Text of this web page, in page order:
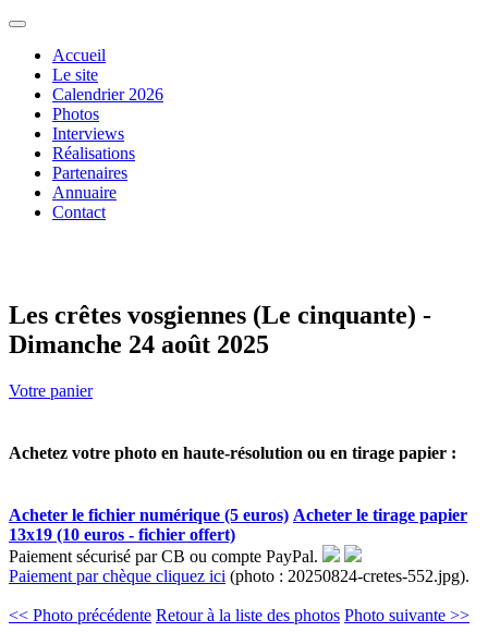
Accueil
Le site
Calendrier 2026
Photos
Interviews
Réalisations
Partenaires
Annuaire
Contact
Les crêtes vosgiennes (Le cinquante) -
Dimanche 24 août 2025
Votre panier
Achetez votre photo en haute-résolution ou en tirage papier :
Acheter le fichier numérique (5 euros) Acheter le tirage papier
13x19 (10 euros - fichier offert)
Paiement sécurisé par CB ou compte PayPal.
Paiement par chèque cliquez ici (photo : 20250824-cretes-552.jpg).
<< Photo précédente Retour à la liste des photos Photo suivante >>